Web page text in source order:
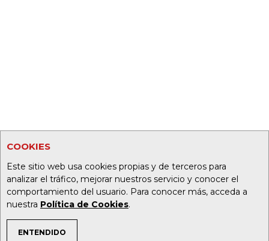
COOKIES
Este sitio web usa cookies propias y de terceros para
analizar el tráfico, mejorar nuestros servicio y conocer el
comportamiento del usuario. Para conocer más, acceda a
nuestra Política de Cookies.
ENTENDIDO